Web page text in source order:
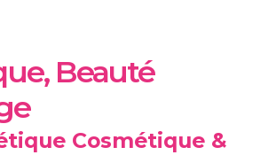
Beauté
Cosmétique &